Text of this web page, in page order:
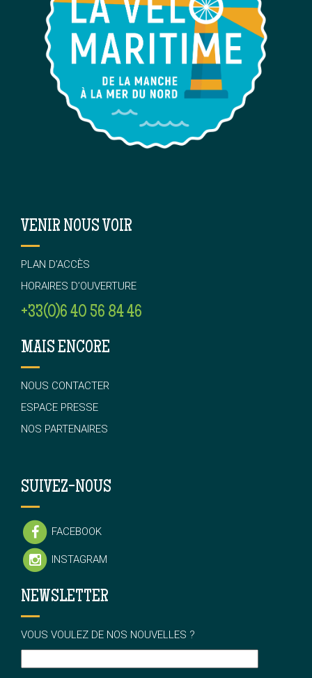
VENIR NOUS VOIR
PLAN D’ACCÈS
HORAIRES D’OUVERTURE
+33(0)6 40 56 84 46
MAIS ENCORE
NOUS CONTACTER
ESPACE PRESSE
NOS PARTENAIRES
SUIVEZ-NOUS
FACEBOOK
INSTAGRAM
NEWSLETTER
VOUS VOULEZ DE NOS NOUVELLES ?